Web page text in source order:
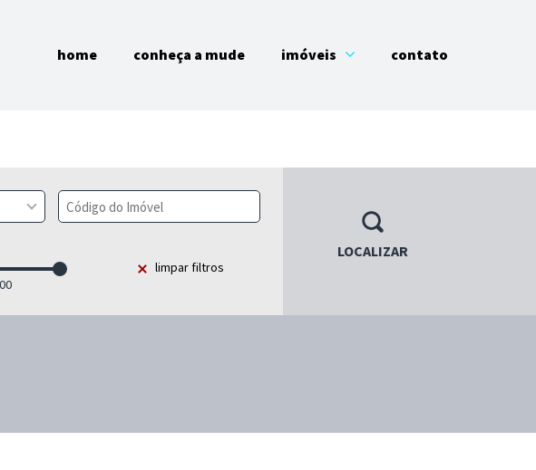
home conheça a mude imóveis contato
limpar filtros
LOCALIZAR